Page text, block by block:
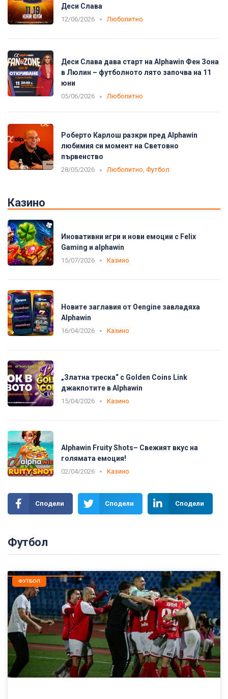
Деси Слава
12/06/2026 Любопитно
Деси Слава дава старт на Alphawin Фен Зона
в Люлин – футболното лято започва на 11
юни
05/06/2026 Любопитно
Роберто Карлош разкри пред Alphawin
любимия си момент на Световно
първенство
28/05/2026 Любопитно, Футбол
Казино
Иновативни игри и нови емоции с Felix
Gaming и alphawin
15/07/2026 Казино
Новите заглавия от Oengine завладяха
Alphawin
16/04/2026 Казино
„Златна треска“ с Golden Coins Link
джакпотите в Alphawin
15/04/2026 Казино
Alphawin Fruity Shots– Свежият вкус на
голямата емоция!
02/04/2026 Казино
Сподели Сподели Сподели
Футбол
ФУТБОЛ